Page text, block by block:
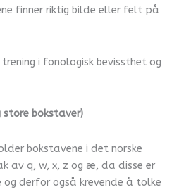
finner riktig bilde eller felt på
i fonologisk bevissthet og
bokstaver)
bokstavene i det norske
av q, w, x, z og æ, da disse er
og derfor også krevende å tolke